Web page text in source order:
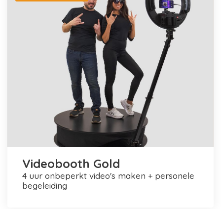
Videobooth Gold
4 uur onbeperkt video's maken + personele
begeleiding